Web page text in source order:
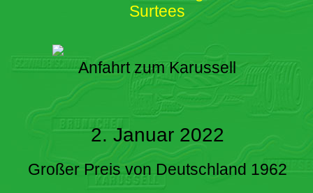
Surtees
Anfahrt zum Karussell
2. Januar 2022
Großer Preis von Deutschland 1962